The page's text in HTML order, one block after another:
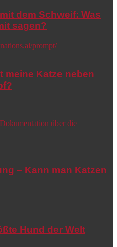
dem Schweif: Was
sagen?
meine Katze neben
– Kann man Katzen
Hund der Welt